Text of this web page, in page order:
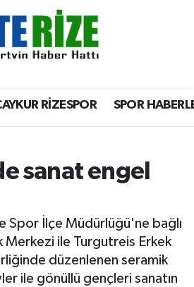
RİZESPOR SPOR
sanat engel
Spor İlçe Müdürlüğü'ne bağlı
Merkezi ile Turgutreis Erkek
düzenlenen seramik
ile gönüllü gençleri sanatın
Eczaneler
Haritası
ve Fikstür